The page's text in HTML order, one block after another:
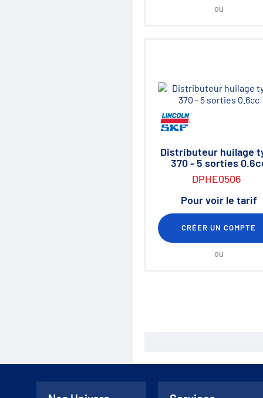
ou
Distributeur huilage
370 - 5 sorties
DPHE0506
Pour voir le tarif
CRÉER UN COMPTE
ou